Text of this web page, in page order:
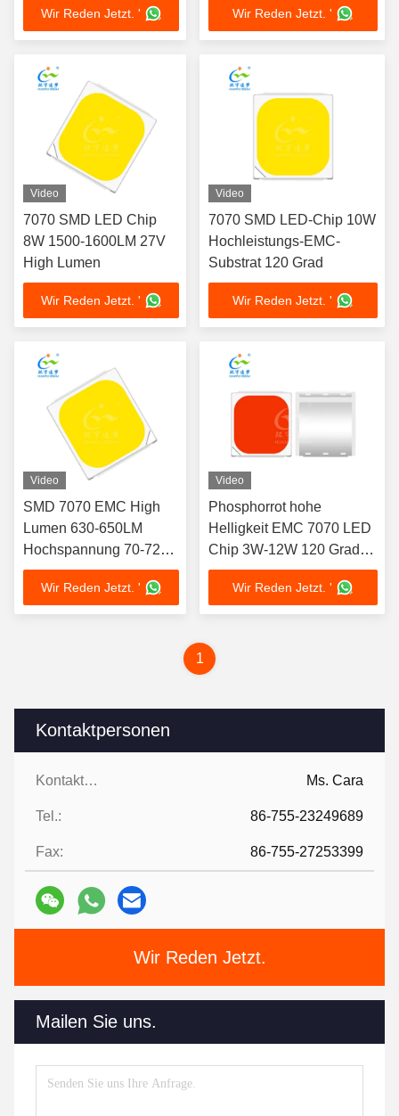
Kontaktpersonen
Kontaktpersonen: Ms. Cara
Tel.: 86-755-23249689
Fax: 86-755-27253399
Wir Reden Jetzt.
Mailen Sie uns.
Straßenbeleuchtung
Wir Reden Jetzt. ' Wir Reden Jetzt. '
Video
7070 SMD LED Chip
8W 1500-1600LM 27V
High Lumen
Wir Reden Jetzt. '
Video
7070 SMD LED-Chip 10W
Hochleistungs-EMC-
Substrat 120 Grad
Wir Reden Jetzt. '
Video
SMD 7070 EMC High
Lumen 630-650LM
Hochspannung 70-72V
LED-CHIP
Wir Reden Jetzt. '
Video
Phosphorrot hohe
Helligkeit EMC 7070 LED
Chip 3W-12W 120 Grad
Blickwinkel
Wir Reden Jetzt. '
1